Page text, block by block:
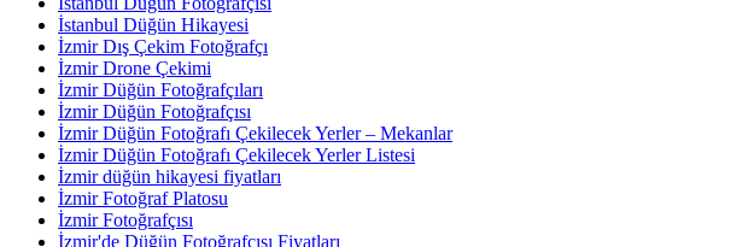
İstanbul Düğün Hikayesi
İzmir Dış Çekim Fotoğrafçı
İzmir Drone Çekimi
İzmir Düğün Fotoğrafçıları
İzmir Düğün Fotoğrafçısı
İzmir Düğün Fotoğrafı Çekilecek Yerler – Mekanlar
İzmir Düğün Fotoğrafı Çekilecek Yerler Listesi
İzmir düğün hikayesi fiyatları
İzmir Fotoğraf Platosu
İzmir Fotoğrafçısı
İzmir'de Düğün Fotoğrafçısı Fiyatları